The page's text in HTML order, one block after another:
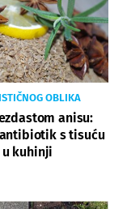
OBLIKA
anisu:
s tisuću
kuhinji